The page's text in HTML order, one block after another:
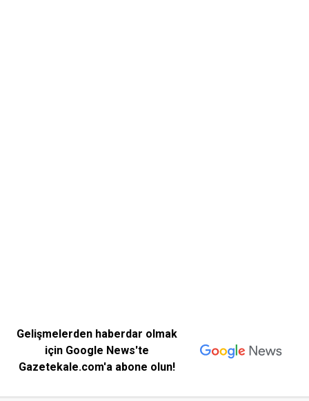
Gelişmelerden haberdar olmak
için Google News'te
Gazetekale.com'a abone olun!